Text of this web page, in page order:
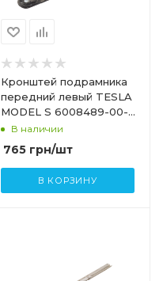
Кронштей подрамника
передний левый TESLA
MODEL S 6008489-00-
B В наличии
765грн/шт
В КОРЗИНУ